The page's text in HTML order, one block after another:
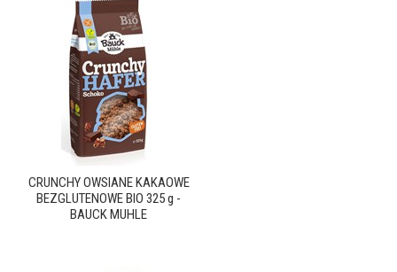
CRUNCHY OWSIANE KAKAOWE
BEZGLUTENOWE BIO 325 g -
BAUCK MUHLE